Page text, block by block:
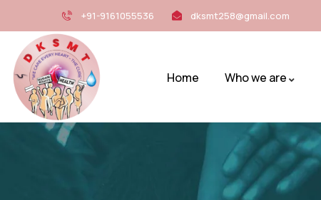
+91-9161055536 dksmt258@gmail.com
Home Who we are